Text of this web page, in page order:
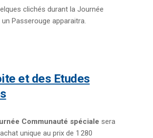
clichés durant la Journée
Passerouge apparaitra.
Communauté spéciale sera
unique au prix de 1 280